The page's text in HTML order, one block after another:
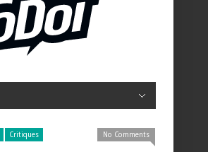
Critiques No Comments